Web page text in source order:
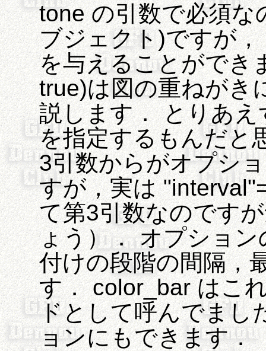
tone の引数で必須な
ブジェクト)ですが
を与えることができ
true)は図の重ねがき
説します． とりあ
を指定するもんだと
3引数からがオプシ
すが，実は
て第3引数なのです
ょう）． オプショ
付けの段階の間隔，
す． color_bar はこ
ドとして呼んでまし
ョンにもできます．